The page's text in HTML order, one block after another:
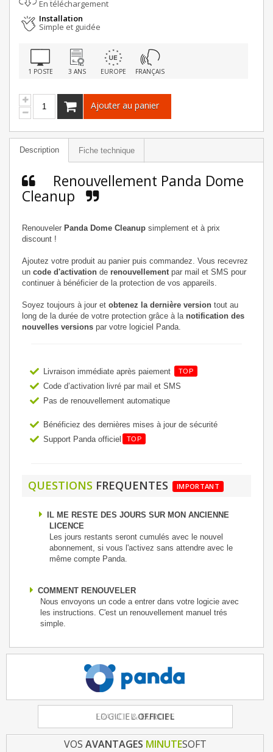
En téléchargement
Installation
Simple et guidée
1 POSTE 3 ANS EUROPE FRANÇAIS
Ajouter au panier
Description Fiche technique
Renouvellement Panda Dome
Cleanup
Renouveler Panda Dome Cleanup simplement et à prix
discount !
Ajoutez votre produit au panier puis commandez. Vous recevrez
un code d'activation de renouvellementpar mail et SMS pour
continuer à bénéficier de la protection de vos appareils.
Soyez toujours à jour et obtenez la dernière version tout au
long de la durée de votre protection grâce à la notification des
nouvelles versions par votre logiciel Panda.
Livraison immédiate après paiement TOP
Code d’activation livré par mail et SMS
Pas de renouvellement automatique
Bénéficiez des dernières mises à jour de sécurité
Support Panda officiel
TOP
QUESTIONS FREQUENTES IMPORTANT
IL ME RESTE DES JOURS SUR MON ANCIENNE
LICENCE
Les jours restants seront cumulés avec le nouvel
abonnement, si vous l'activez sans attendre avec le
même compte Panda.
COMMENT RENOUVELER
Nous envoyons un code a entrer dans votre logicie avec
les instructions. C'est un renouvellement manuel trés
simple.
LOGICIEL OFFICIEL
FRANCE & EUROPE
VOS AVANTAGES MINUTESOFT